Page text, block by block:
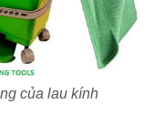
của lau kính